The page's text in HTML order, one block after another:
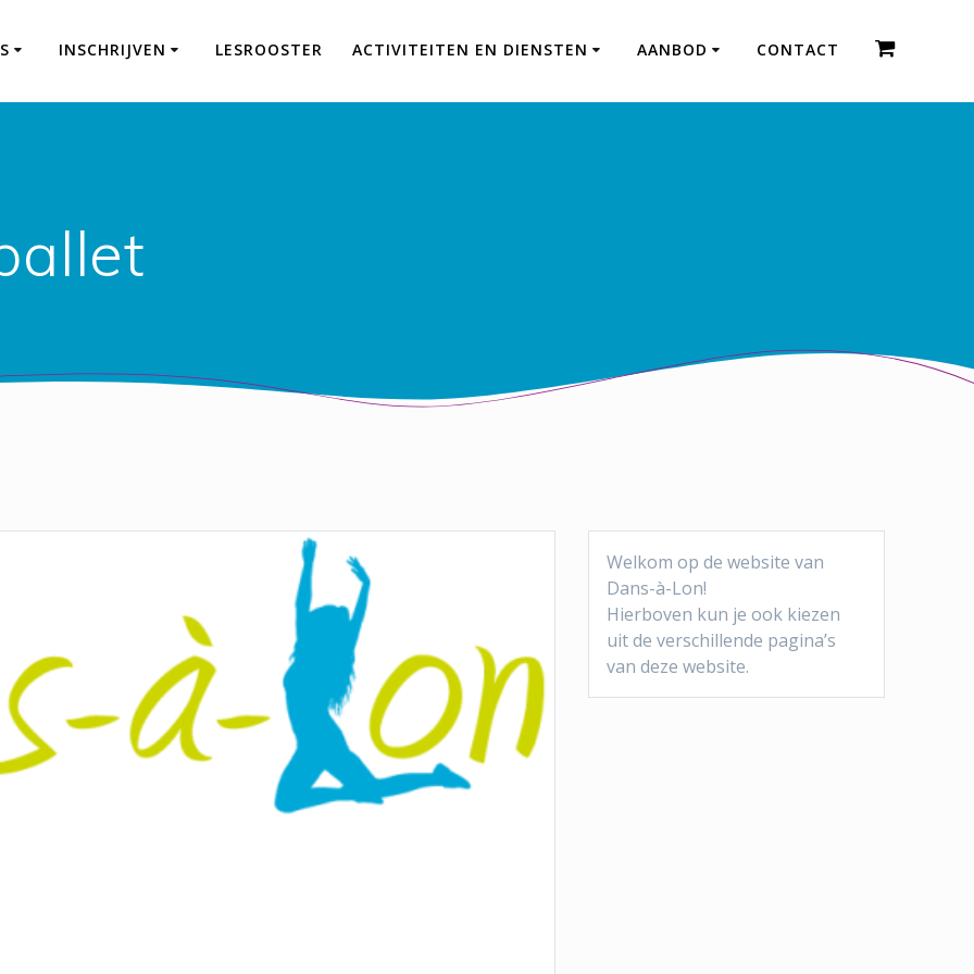
INSCHRIJVEN LESROOSTER ACTIVITEITEN EN DIENSTEN AANBOD CONTACT
Welkom op de website van
Dans-à-Lon!
Hierboven kun je ook kiezen
uit de verschillende pagina’s
van deze website.